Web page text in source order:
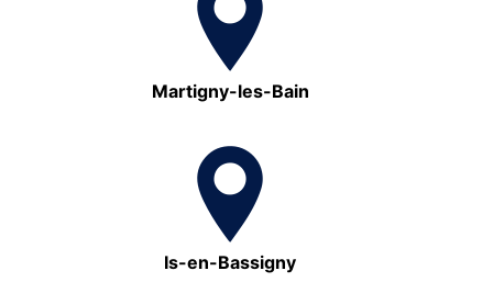
Martigny-les-Bain
Is-en-Bassigny